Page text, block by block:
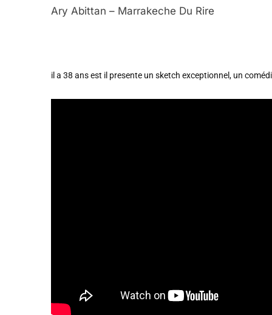
Ary Abittan – Marrakeche Du Rire
il a 38 ans est il presente un sketch exceptionnel, un
5
2025, L’année La
FRANCE ISRAÉL
FIÈRE, DIGNE ET